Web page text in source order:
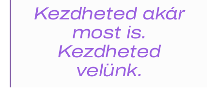
Kezdheted akár
most is.
Kezdheted
velünk.